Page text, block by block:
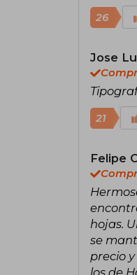
26
Jose
21
Felipe
hojas.
se
precio
los de